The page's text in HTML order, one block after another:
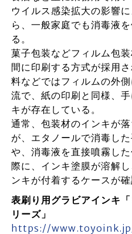
ウイルス感染拡大の影響
ら、一般家庭でも消毒液
る。
菓子包装などフィルム包
間に印刷する方式が採用
料などではフィルムの外
流で、紙の印刷と同様、
キが存在している。
通常、包装材のインキが
が、エタノールで消毒し
や、消毒液を直接噴霧し
際に、インキ塗膜が溶解
ンキが付着するケースが確
表刷り用グラビアインキ
リーズ」
https://